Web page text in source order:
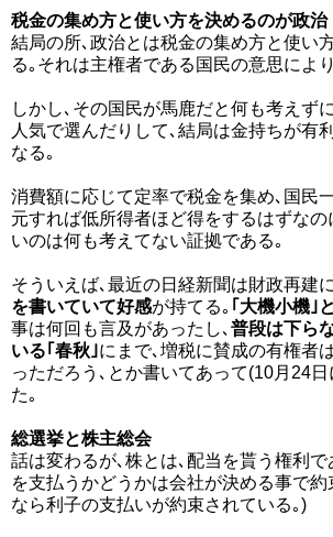
税金の集め方と使い方を決めるのが政治
結局の所､政治とは税金の集め方と使い
る｡それは主権者である国民の意思によ
しかし､その国民が馬鹿だと何も考えず
人気で選んだりして､結局は金持ちが有
なる｡
消費額に応じて定率で税金を集め､国民
元すれば低所得者ほど得をするはずなの
いのは何も考えてない証拠である｡
そういえば､最近の日経新聞は財政再建
を書いていて好感が持てる｡ ｢大機小機｣
事は何回も言及があったし､ 普段は下ら
いる｢春秋｣にまで､増税に賛成の有権者
っただろう､とか書いてあって(10月24
た｡
総選挙と株主総会
話は変わるが､株とは､配当を貰う権利で
を支払うかどうかは会社が決める事で約
なら利子の支払いが約束されている｡)